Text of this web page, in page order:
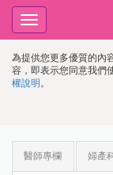
為提供您更多優質的內
容，即表示您同意我們
權說明 。
Toggle
navigation
醫師專欄 婦產